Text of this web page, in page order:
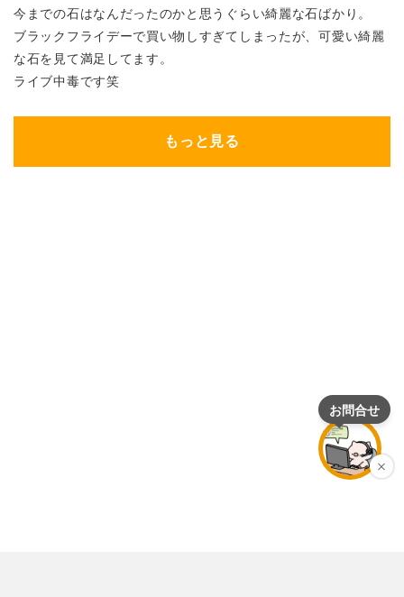
今までの石はなんだったのかと思うぐらい綺麗な石ばかり。
ブラックフライデーで買い物しすぎてしまったが、可愛い綺麗
な石を見て満足してます。
ライブ中毒です笑
もっと見る